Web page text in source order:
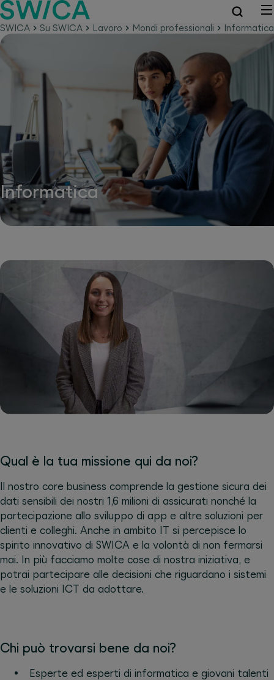
SWICA Su SWICA Lavoro Mondi professionali Informatica
Informatica
Qual è la tua missione qui da noi?
Il nostro core business comprende la gestione sicura dei
dati sensibili dei nostri 1,6 milioni di assicurati nonché la
partecipazione allo sviluppo di app e altre soluzioni per
clienti e colleghi. Anche in ambito IT si percepisce lo
spirito innovativo di SWICA e la volontà di non fermarsi
mai. In più facciamo molte cose di nostra iniziativa, e
potrai partecipare alle decisioni che riguardano i sistemi
e le soluzioni ICT da adottare.
Chi può trovarsi bene da noi?
Esperte ed esperti di informatica e giovani talenti